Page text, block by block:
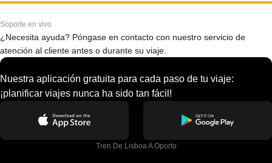
Soporte en vivo
¿Necesita ayuda? Póngase en contacto con nuestro servicio de
atención al cliente antes o durante su viaje.
Nuestra aplicación gratuita para cada paso de tu viaje:
¡planificar viajes nunca ha sido tan fácil!
Tren De Lisboa A Oporto